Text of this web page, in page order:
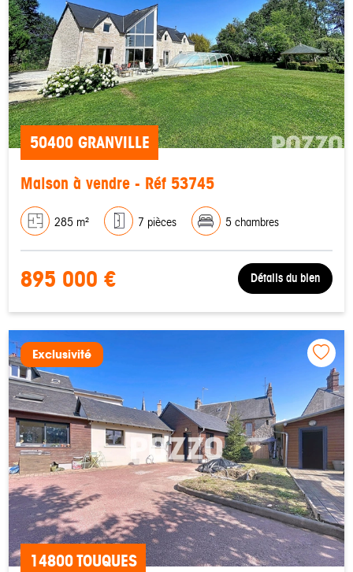
50400 GRANVILLE
Maison à vendre - Réf 53745
285 m² 7 pièces 5 chambres
895 000 € Détails du bien
Exclusivité
14800 TOUQUES